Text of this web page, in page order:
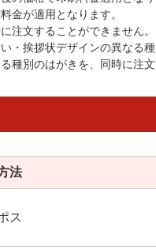
金が適用となります。
注文することができません。
・挨拶状デザインの異なる
種別のはがきを、同時に注文
法
ス